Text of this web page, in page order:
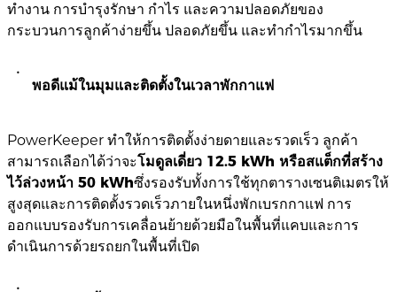
ทำงาน การบำรุงรักษา กำไร และความปลอดภัยของ
กระบวนการลูกค้าง่ายขึ้น ปลอดภัยขึ้น และทำกำไรมากขึ้น
พอดีแม้ในมุมและติดตั้งในเวลาพักกาแฟ
PowerKeeper ทำให้การติดตั้งง่ายดายและรวดเร็ว ลูกค้า
สามารถเลือกได้ว่าจะโมดูลเดี่ยว 12.5 kWh หรือสแต็กที่สร้าง
ไว้ล่วงหน้า 50 kWhซึ่งรองรับทั้งการใช้ทุกตารางเซนติเมตรให้
สูงสุดและการติดตั้งรวดเร็วภายในหนึ่งพักเบรกกาแฟ การ
ออกแบบรองรับการเคลื่อนย้ายด้วยมือในพื้นที่แคบและการ
ดำเนินการด้วยรถยกในพื้นที่เปิด